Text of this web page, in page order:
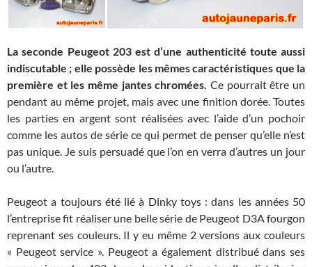
La seconde Peugeot 203 est d’une authenticité toute aussi
indiscutable ; elle possède les mêmes caractéristiques que la
première et les même jantes chromées. Ce pourrait être un
pendant au même projet, mais avec une finition dorée. Toutes
les parties en argent sont réalisées avec l’aide d’un pochoir
comme les autos de série ce qui permet de penser qu’elle n’est
pas unique. Je suis persuadé que l’on en verra d’autres un jour
ou l’autre.
Peugeot a toujours été lié à Dinky toys : dans les années 50
l’entreprise fit réaliser une belle série de Peugeot D3A fourgon
reprenant ses couleurs. Il y eu même 2 versions aux couleurs
« Peugeot service ». Peugeot a également distribué dans ses